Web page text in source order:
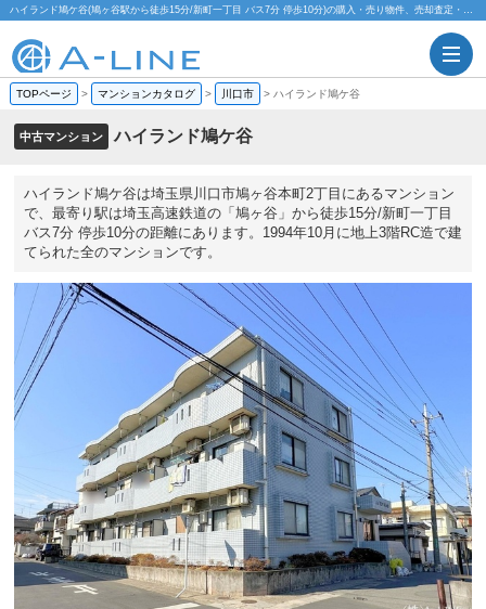
ハイランド鳩ケ谷(鳩ヶ谷駅から徒歩15分/新町一丁目 バス7分 停歩10分)の購入・売り物件、売却査定・相場・売却価格マンション情報｜株式会社A-LINE
TOPページ > マンションカタログ > 川口市 > ハイランド鳩ケ谷
中古マンション ハイランド鳩ケ谷
ハイランド鳩ケ谷は埼玉県川口市鳩ヶ谷本町2丁目にあるマンション
で、最寄り駅は埼玉高速鉄道の「鳩ヶ谷」から徒歩15分/新町一丁目
バス7分 停歩10分の距離にあります。1994年10月に地上3階RC造で建
てられた全のマンションです。